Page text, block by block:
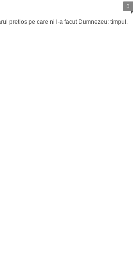
0
pretios pe care ni l-a facut Dumnezeu: timpul.